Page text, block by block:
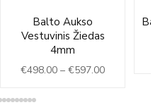
Balto Aukso
Vestuvinis Žiedas
4mm
€498.00 – €597.00€597.00